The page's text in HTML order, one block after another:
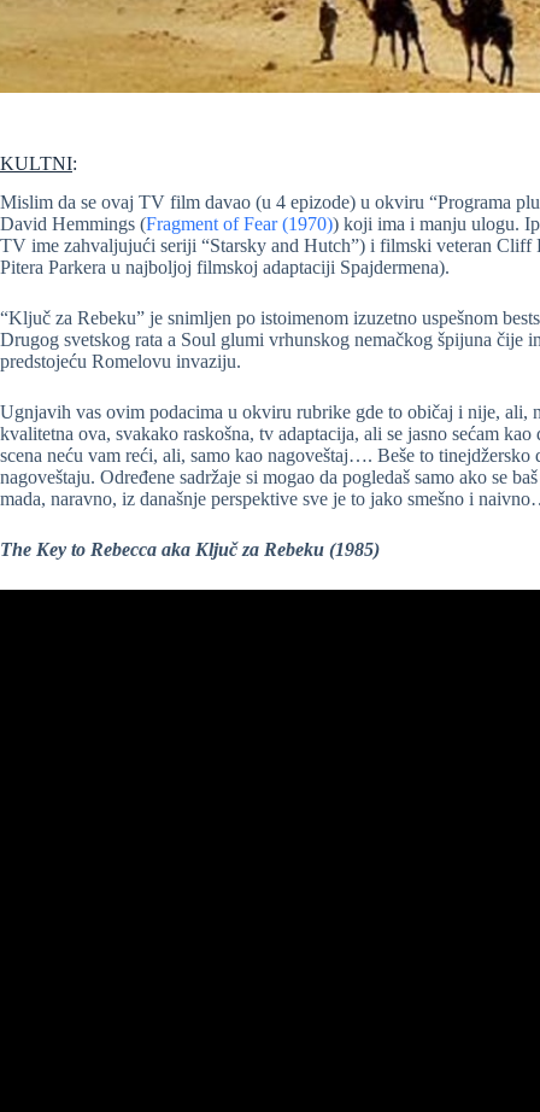
KULTNI:
Mislim da se ovaj TV film davao (u 4 epizode) u okviru “Programa
David Hemmings (Fragment of Fear (1970)) koji ima i manju ulogu.
TV ime zahvaljujući seriji “Starsky and Hutch”) i filmski veteran Cliff
Pitera Parkera u najboljoj filmskoj adaptaciji Spajdermena).
“Ključ za Rebeku” je snimljen po istoimenom izuzetno uspešnom
Drugog svetskog rata a Soul glumi vrhunskog nemačkog špijuna čije
predstojeću Romelovu invaziju.
Ugnjavih vas ovim podacima u okviru rubrike gde to običaj i nije, ali,
kvalitetna ova, svakako raskošna, tv adaptacija, ali se jasno sećam
scena neću vam reći, ali, samo kao nagoveštaj…. Beše to
nagoveštaju. Određene sadržaje si mogao da pogledaš samo ako se
mada, naravno, iz današnje perspektive sve je to jako smešno i
The Key to Rebecca aka Ključ za Rebeku (1985)